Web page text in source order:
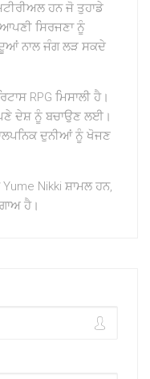
ਹਨ ਜੋ ਤੁਹਾਡੇ
ਸਿਰਜਣਾ ਨੂੰ
ਨਾਲ ਜੰਗ ਲੜ ਸਕਦੇ
RPG ਮਿਸਾਲੀ ਹੈ।
ਦੇਸ਼ ਨੂੰ ਬਚਾਉਣ ਲਈ।
ਦੁਨੀਆਂ ਨੂੰ ਖੋਜਣ
Nikki ਸ਼ਾਮਲ ਹਨ,
ਹੈ।